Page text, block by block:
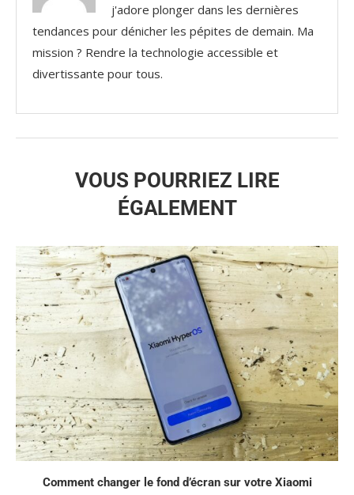
j'adore plonger dans les dernières
tendances pour dénicher les pépites de demain. Ma
mission ? Rendre la technologie accessible et
divertissante pour tous.
VOUS POURRIEZ LIRE
ÉGALEMENT
Comment changer le fond d’écran sur votre Xiaomi